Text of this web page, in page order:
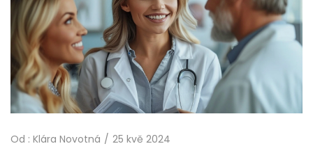
Od : Klára Novotná 25 kvě 2024